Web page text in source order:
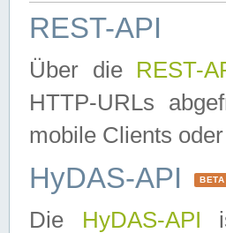
REST-API
Über die REST-
HTTP-URLs
mobile Clients
HyDAS-API BETA
Die HyDAS-API